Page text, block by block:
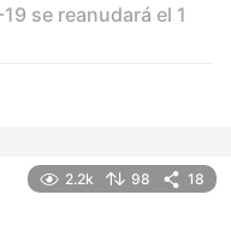
se reanudará el 1
2.2k 98 18